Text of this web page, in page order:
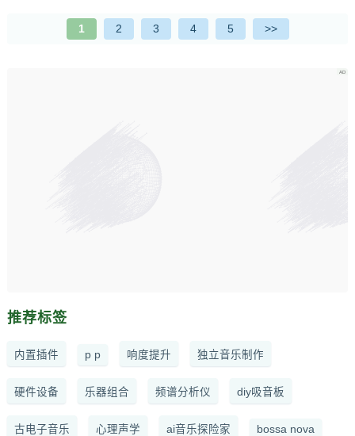
1 2 3 4 5 >>
推荐标签
内置插件 p p 响度提升 独立音乐制作
硬件设备 乐器组合 频谱分析仪 diy吸音板
古电子音乐 心理声学 ai音乐探险家 bossa nova